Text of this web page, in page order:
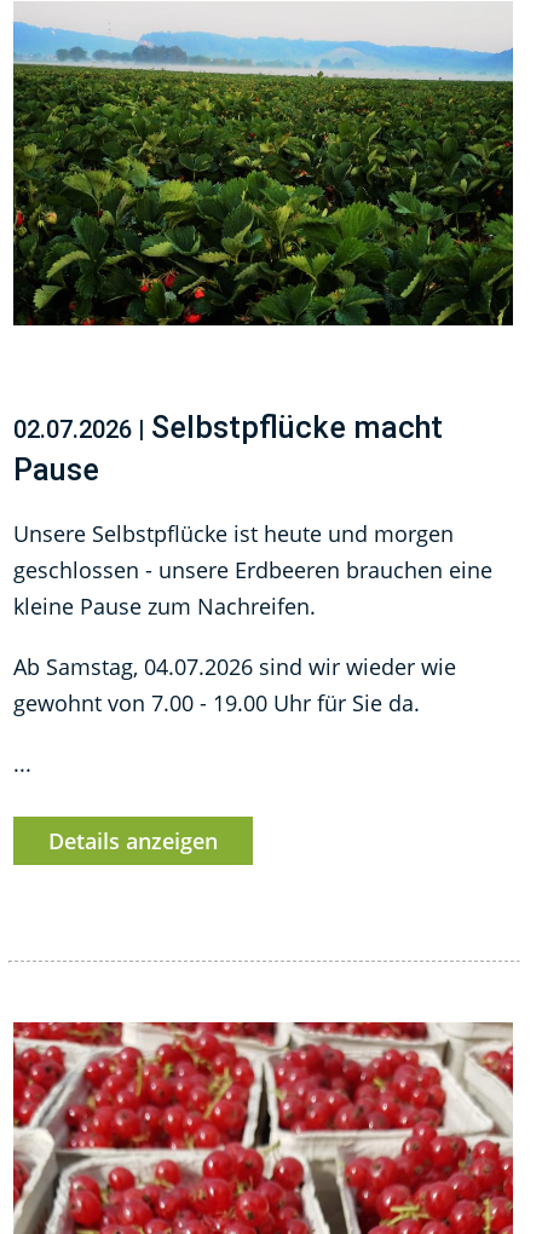
02.07.2026 | Selbstpflücke macht
Pause
Unsere Selbstpflücke ist heute und morgen
geschlossen - unsere Erdbeeren brauchen eine
kleine Pause zum Nachreifen.
Ab Samstag, 04.07.2026 sind wir wieder wie
gewohnt von 7.00 - 19.00 Uhr für Sie da.
...
Details anzeigen